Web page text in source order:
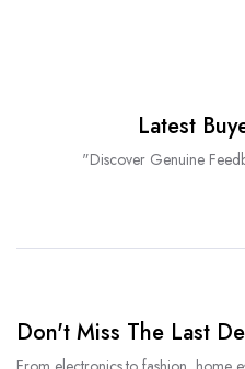
Latest
"Discover Genuine
Don't Miss The Last